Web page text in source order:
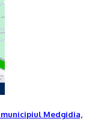
municipiul Medgidia,